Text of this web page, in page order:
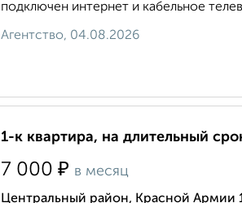
подключен интернет и кабельное
Агентство, 04.08.2026
1-к квартира, на длительный
7 000 ₽ в месяц
Центральный район, Красной Армии